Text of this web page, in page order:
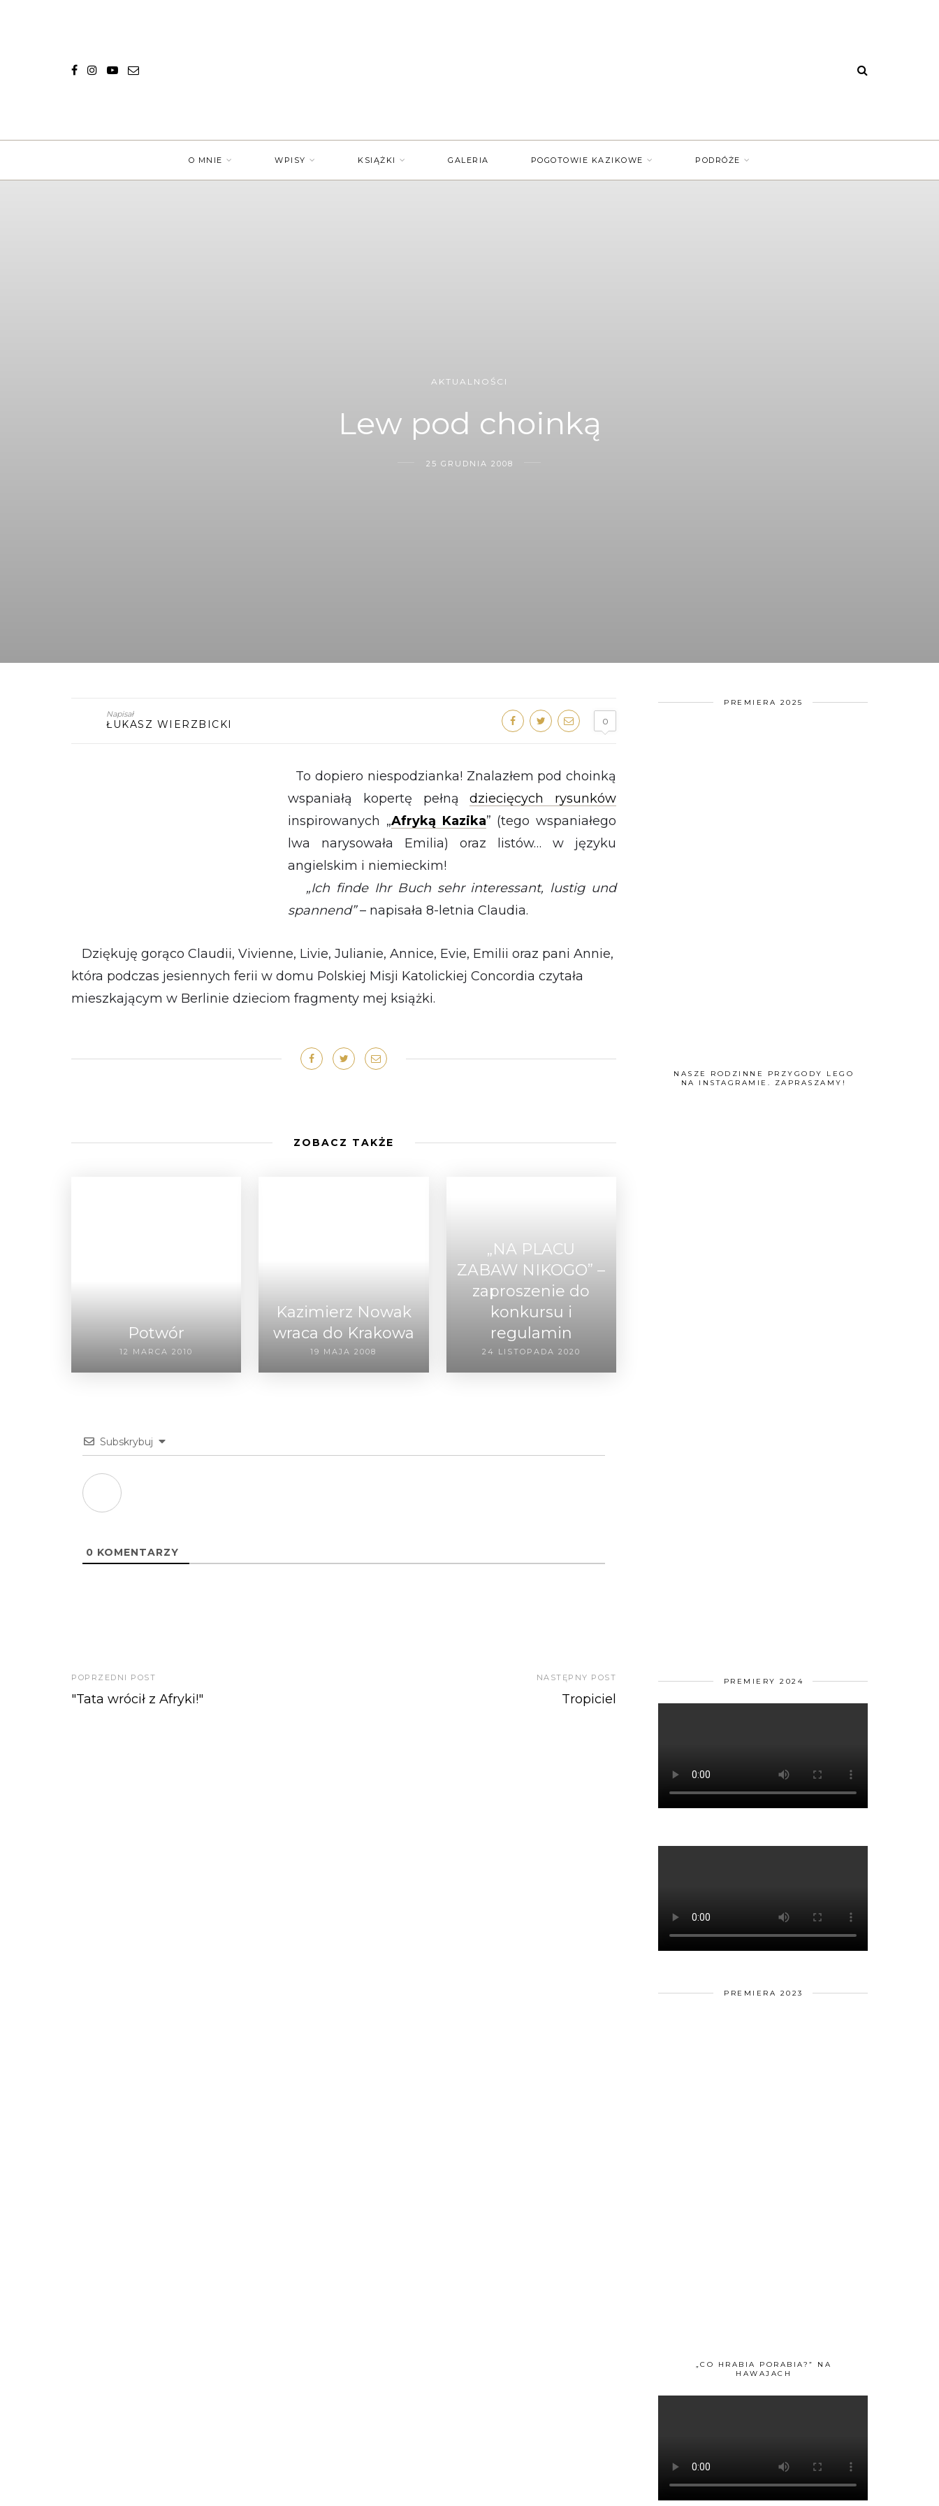
O MNIE WPISY KSIĄŻKI GALERIA POGOTOWIE KAZIKOWE PODRÓŻE
AKTUALNOŚCI
Lew pod choinką
25 GRUDNIA 2008
Napisał
ŁUKASZ WIERZBICKI 0
To dopiero niespodzianka! Znalazłem pod choinką
wspaniałą kopertę pełnądziecięcych rysunków
inspirowanych „Afryką Kazika” (tego wspaniałego
lwa narysowała Emilia) oraz listów… w języku
angielskim i niemieckim!
„Ich finde Ihr Buch sehr interessant, lustig und
spannend”– napisała 8-letnia Claudia.
Dziękuję gorąco Claudii, Vivienne, Livie, Julianie, Annice, Evie, Emilii oraz pani Annie,
która podczas jesiennych ferii w domu Polskiej Misji Katolickiej Concordia czytała
mieszkającym w Berlinie dzieciom fragmenty mej książki.
ZOBACZ TAKŻE
Potwór
12 MARCA 2010
Kazimierz Nowak
wraca do Krakowa
19 MAJA 2008
„NA PLACU
ZABAW NIKOGO” –
zaproszenie do
konkursu i
regulamin
24 LISTOPADA 2020
Subskrybuj
0 KOMENTARZY
POPRZEDNI POST
"Tata wrócił z Afryki!"
NASTĘPNY POST
Tropiciel
PREMIERA 2025
NASZE RODZINNE PRZYGODY LEGO
NA INSTAGRAMIE. ZAPRASZAMY!
PREMIERY 2024
PREMIERA 2023
„CO HRABIA PORABIA?” NA
HAWAJACH